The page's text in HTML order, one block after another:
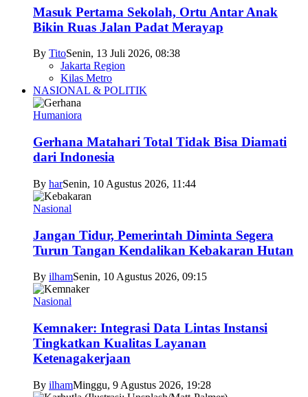
Masuk Pertama Sekolah, Ortu Antar Anak
Bikin Ruas Jalan Padat Merayap
By TitoSenin, 13 Juli 2026, 08:38
Jakarta Region
Kilas Metro
NASIONAL & POLITIK
Humaniora
Gerhana Matahari Total Tidak Bisa Diamati
dari Indonesia
By harSenin, 10 Agustus 2026, 11:44
Nasional
Jangan Tidur, Pemerintah Diminta Segera
Turun Tangan Kendalikan Kebakaran Hutan
By ilhamSenin, 10 Agustus 2026, 09:15
Nasional
Kemnaker: Integrasi Data Lintas Instansi
Tingkatkan Kualitas Layanan
Ketenagakerjaan
By ilhamMinggu, 9 Agustus 2026, 19:28